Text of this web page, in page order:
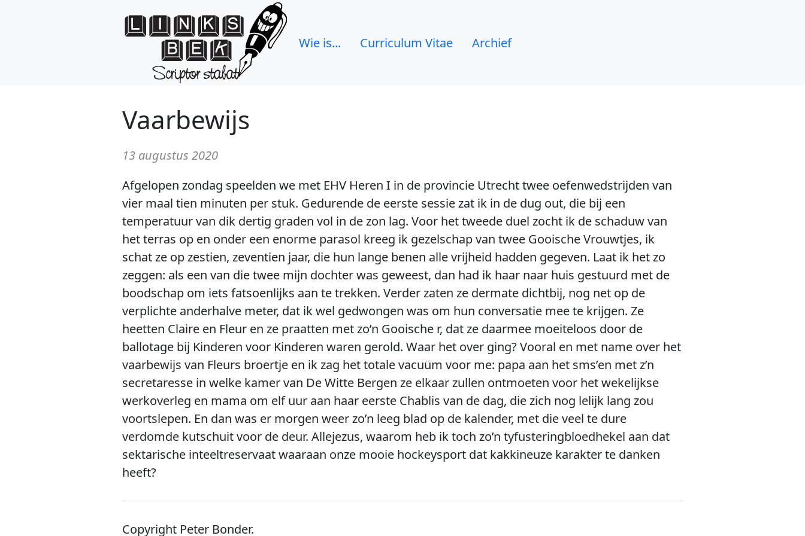
Wie is... Curriculum Vitae Archief
Vaarbewijs
13 augustus 2020
Afgelopen zondag speelden we met EHV Heren I in de provincie Utrecht twee oefenwedstrijden van
vier maal tien minuten per stuk. Gedurende de eerste sessie zat ik in de dug out, die bij een
temperatuur van dik dertig graden vol in de zon lag. Voor het tweede duel zocht ik de schaduw van
het terras op en onder een enorme parasol kreeg ik gezelschap van twee Gooische Vrouwtjes, ik
schat ze op zestien, zeventien jaar, die hun lange benen alle vrijheid hadden gegeven. Laat ik het zo
zeggen: als een van die twee mijn dochter was geweest, dan had ik haar naar huis gestuurd met de
boodschap om iets fatsoenlijks aan te trekken. Verder zaten ze dermate dichtbij, nog net op de
verplichte anderhalve meter, dat ik wel gedwongen was om hun conversatie mee te krijgen. Ze
heetten Claire en Fleur en ze praatten met zo’n Gooische r, dat ze daarmee moeiteloos door de
ballotage bij Kinderen voor Kinderen waren gerold. Waar het over ging? Vooral en met name over het
vaarbewijs van Fleurs broertje en ik zag het totale vacuüm voor me: papa aan het sms’en met z’n
secretaresse in welke kamer van De Witte Bergen ze elkaar zullen ontmoeten voor het wekelijkse
werkoverleg en mama om elf uur aan haar eerste Chablis van de dag, die zich nog lelijk lang zou
voortslepen. En dan was er morgen weer zo’n leeg blad op de kalender, met die veel te dure
verdomde kutschuit voor de deur. Allejezus, waarom heb ik toch zo’n tyfusteringbloedhekel aan dat
sektarische inteeltreservaat waaraan onze mooie hockeysport dat kakkineuze karakter te danken
heeft?
Copyright Peter Bonder.